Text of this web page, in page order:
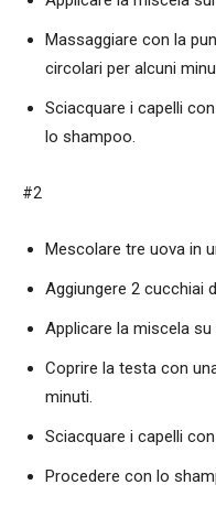
Massaggiare con la
circolari per alcuni
Sciacquare i capelli
lo shampoo.
#2
Mescolare tre uova in
Aggiungere 2 cucchiai
Applicare la miscela
Coprire la testa con
minuti.
Sciacquare i capelli
Procedere con lo